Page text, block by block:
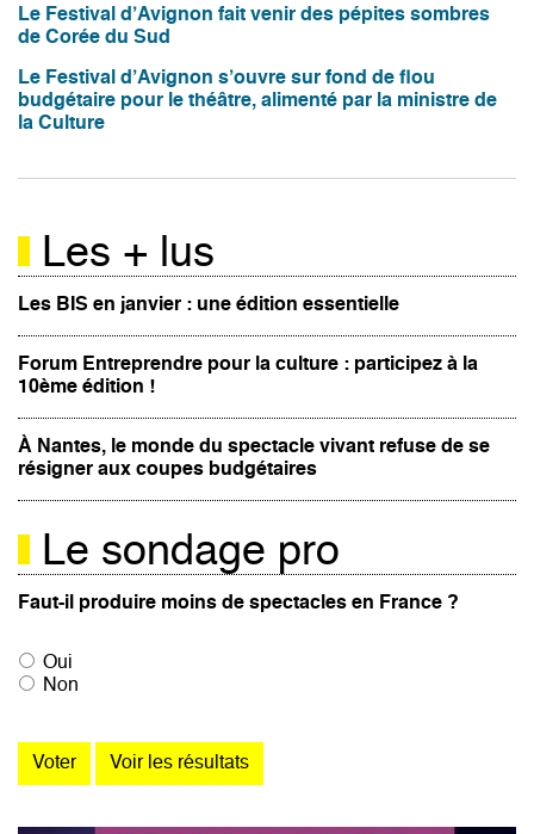
Le Festival d’Avignon fait venir des pépites sombres
de Corée du Sud
Le Festival d’Avignon s’ouvre sur fond de flou
budgétaire pour le théâtre, alimenté par la ministre de
la Culture
Les + lus
Les BIS en janvier : une édition essentielle
Forum Entreprendre pour la culture : participez à la
10ème édition !
À Nantes, le monde du spectacle vivant refuse de se
résigner aux coupes budgétaires
Le sondage pro
Faut-il produire moins de spectacles en France ?
Oui
Non